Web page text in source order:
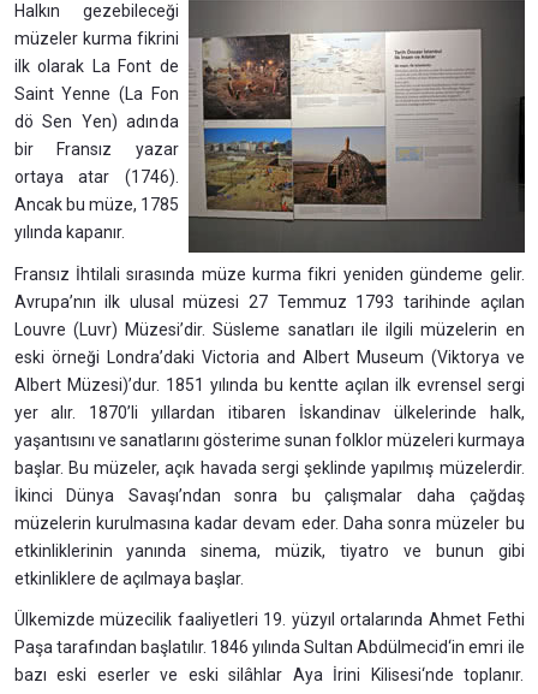
Halkın gezebileceği
müzeler kurma fikrini
ilk olarak La Font de
Saint Yenne (La Fon
dö Sen Yen) adında
bir Fransız yazar
ortaya atar (1746).
Ancak bu müze, 1785
yılında kapanır.
Fransız İhtilali sırasında müze kurma fikri yeniden gündeme gelir.
Avrupa’nın ilk ulusal müzesi 27 Temmuz 1793 tarihinde açılan
Louvre (Luvr) Müzesi’dir. Süsleme sanatları ile ilgili müzelerin en
eski örneği Londra’daki Victoria and Albert Museum (Viktorya ve
Albert Müzesi)’dur. 1851 yılında bu kentte açılan ilk evrensel sergi
yer alır. 1870’li yıllardan itibaren İskandinav ülkelerinde halk,
yaşantısını ve sanatlarını gösterime sunan folklor müzeleri kurmaya
başlar. Bu müzeler, açık havada sergi şeklinde yapılmış müzelerdir.
İkinci Dünya Savaşı’ndan sonra bu çalışmalar daha çağdaş
müzelerin kurulmasına kadar devam eder. Daha sonra müzeler bu
etkinliklerinin yanında sinema, müzik, tiyatro ve bunun gibi
etkinliklere de açılmaya başlar.
Ülkemizde müzecilik faaliyetleri 19. yüzyıl ortalarında Ahmet Fethi
Paşa tarafından başlatılır. 1846 yılında Sultan Abdülmecid‘in emri ile
bazı eski eserler ve eski silâhlar Aya İrini Kilisesi‘nde toplanır.